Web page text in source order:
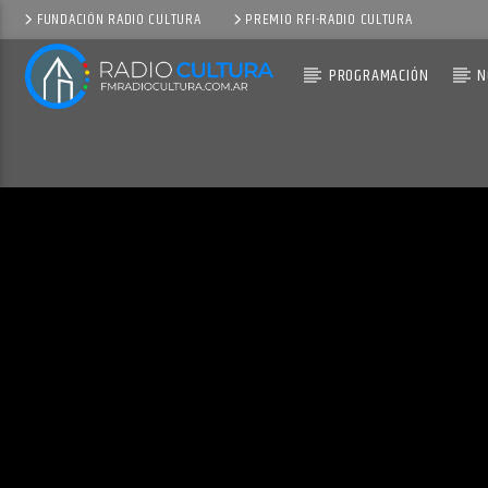
FUNDACIÓN RADIO CULTURA PREMIO RFI-RADIO CULTURA
PROGRAMACIÓN